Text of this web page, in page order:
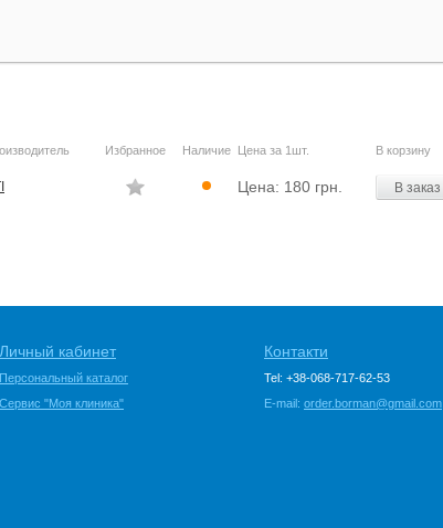
Избранное Наличие Цена за 1шт. В корзину
Цена: 180 грн. В заказ
Личный кабинет
Персональный каталог
Сервис "Моя клиника"
Контакти
Tel: +38-068-717-62-53
E-mail: order.borman@gmail.com